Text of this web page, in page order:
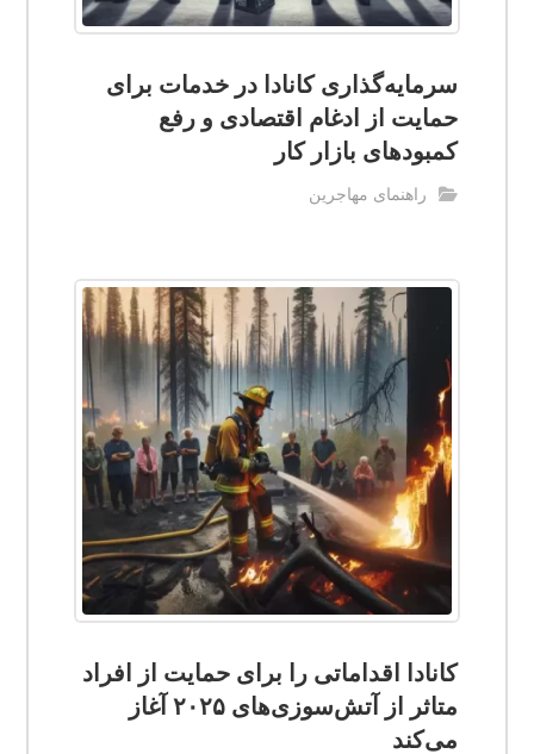
سرمایه‌گذاری کانادا در خدمات برای
حمایت از ادغام اقتصادی و رفع
کمبودهای بازار کار
راهنمای مهاجرین
کانادا اقداماتی را برای حمایت از افراد
متاثر از آتش‌سوزی‌های ۲۰۲۵ آغاز
می‌کند